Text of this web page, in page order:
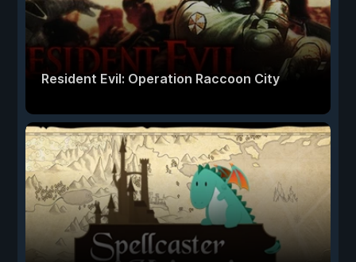
Resident Evil: Operation Raccoon City